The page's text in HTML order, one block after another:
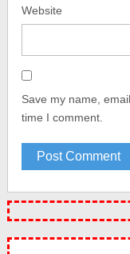
Website
Save my name,
time I comment.